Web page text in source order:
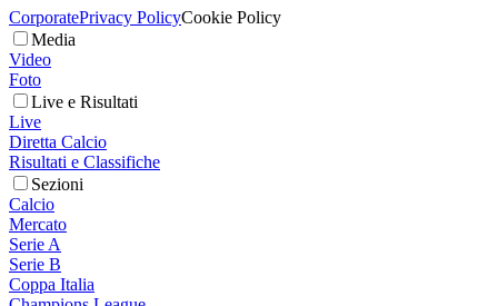
CorporatePrivacy PolicyCookie Policy
Media
Video
Foto
Live e Risultati
Live
Diretta Calcio
Risultati e Classifiche
Sezioni
Calcio
Mercato
Serie A
Serie B
Coppa Italia